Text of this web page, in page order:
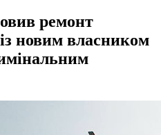
ремонт
новим власником